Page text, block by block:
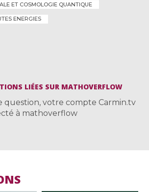
ET COSMOLOGIE QUANTIQUE
ENERGIES
LIÉES SUR MATHOVERFLOW
question, votre compte Carmin.tv
à mathoverflow